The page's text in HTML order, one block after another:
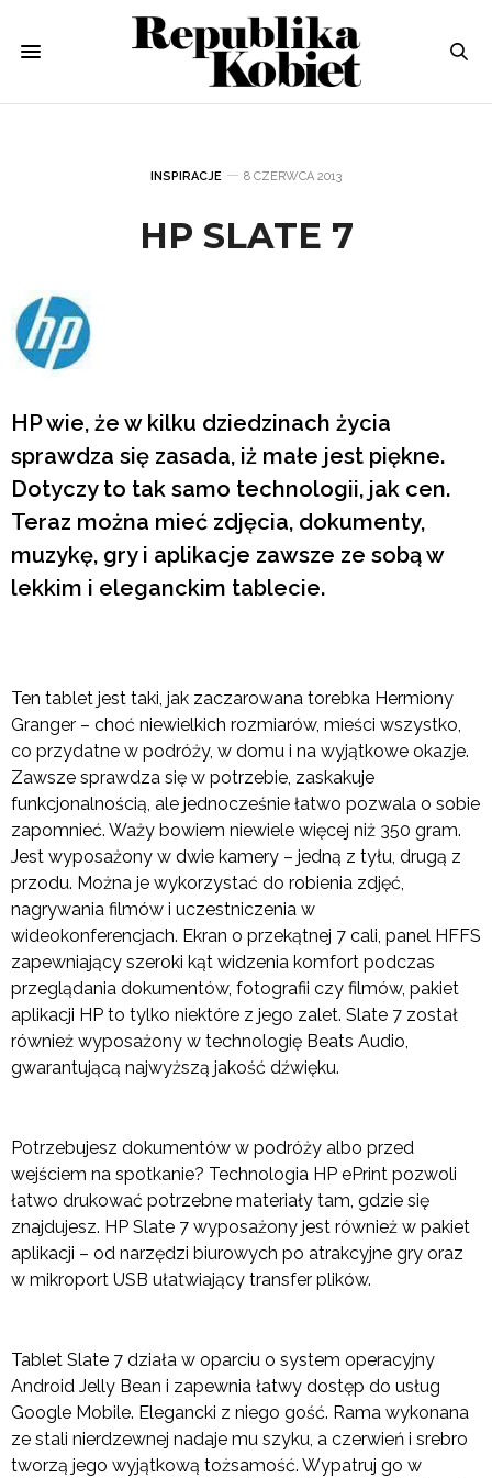
INSPIRACJE 8 CZERWCA 2013
HP SLATE 7
HP wie, że w kilku dziedzinach życia
sprawdza się zasada, iż małe jest piękne.
Dotyczy to tak samo technologii, jak cen.
Teraz można mieć zdjęcia, dokumenty,
muzykę, gry i aplikacje zawsze ze sobą w
lekkim i eleganckim tablecie.
Ten tablet jest taki, jak zaczarowana torebka Hermiony
Granger – choć niewielkich rozmiarów, mieści wszystko,
co przydatne w podróży, w domu i na wyjątkowe okazje.
Zawsze sprawdza się w potrzebie, zaskakuje
funkcjonalnością, ale jednocześnie łatwo pozwala o sobie
zapomnieć. Waży bowiem niewiele więcej niż 350 gram.
Jest wyposażony w dwie kamery – jedną z tyłu, drugą z
przodu. Można je wykorzystać do robienia zdjęć,
nagrywania filmów i uczestniczenia w
wideokonferencjach. Ekran o przekątnej 7 cali, panel HFFS
zapewniający szeroki kąt widzenia komfort podczas
przeglądania dokumentów, fotografii czy filmów, pakiet
aplikacji HP to tylko niektóre z jego zalet. Slate 7 został
również wyposażony w technologię Beats Audio,
gwarantującą najwyższą jakość dźwięku.
Potrzebujesz dokumentów w podróży albo przed
wejściem na spotkanie? Technologia HP ePrint pozwoli
łatwo drukować potrzebne materiały tam, gdzie się
znajdujesz. HP Slate 7 wyposażony jest również w pakiet
aplikacji – od narzędzi biurowych po atrakcyjne gry oraz
w mikroport USB ułatwiający transfer plików.
Tablet Slate 7 działa w oparciu o system operacyjny
Android Jelly Bean i zapewnia łatwy dostęp do usług
Google Mobile. Elegancki z niego gość. Rama wykonana
ze stali nierdzewnej nadaje mu szyku, a czerwień i srebro
tworzą jego wyjątkową tożsamość. Wypatruj go w